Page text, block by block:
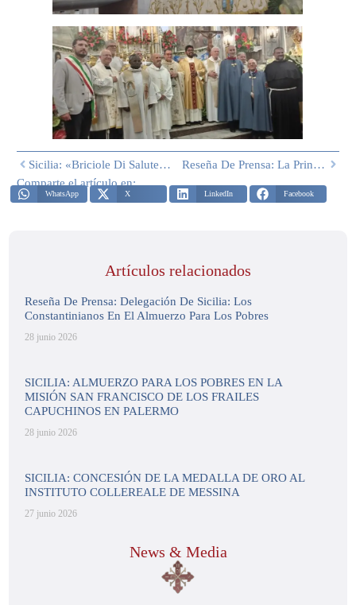
Sicilia: «Briciole Di Salute» En S. Martino Delle Scale En Monreale
Reseña De Prensa: La Princesa Beatriz De Borbón Dos Sicilias Visita Salerno Y Amalfi
Comparte el artículo en:
WhatsApp X LinkedIn Facebook
Artículos relacionados
Reseña De Prensa: Delegación De Sicilia: Los
Constantinianos En El Almuerzo Para Los Pobres
28 junio 2026
SICILIA: ALMUERZO PARA LOS POBRES EN LA
MISIÓN SAN FRANCISCO DE LOS FRAILES
CAPUCHINOS EN PALERMO
28 junio 2026
SICILIA: CONCESIÓN DE LA MEDALLA DE ORO AL
INSTITUTO COLLEREALE DE MESSINA
27 junio 2026
News & Media